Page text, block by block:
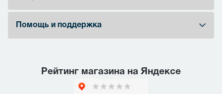
Помощь и поддержка
Рейтинг магазина на Яндексе